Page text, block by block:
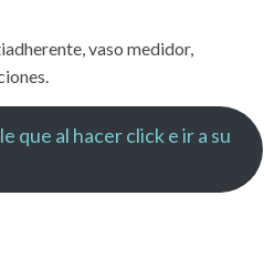
vaso medidor,
que al hacer click e ir a su